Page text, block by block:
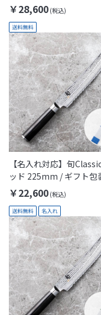
￥28,600
【名入れ対応】旬
ッド 225mm / ギフト包
(KAI Gift)
￥22,600